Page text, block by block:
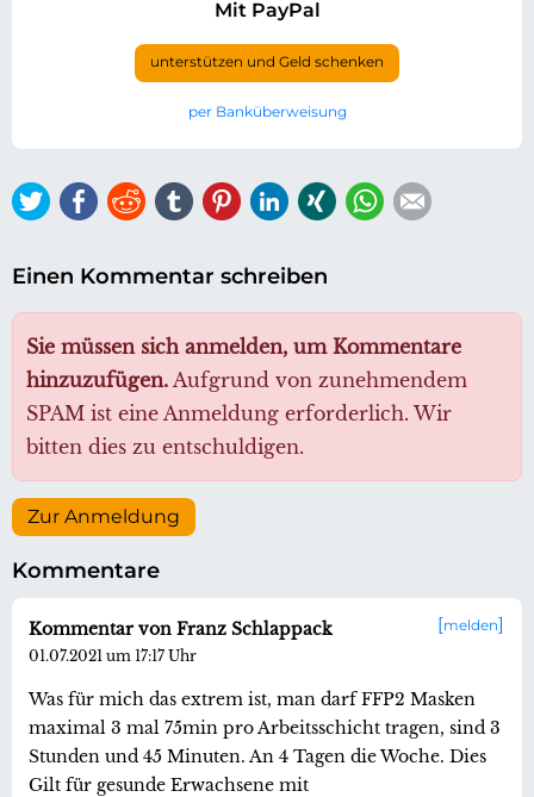
Mit PayPal
unterstützen und Geld schenken
per Banküberweisung
TwitterFacebook
ReddittumblrPinterestLinkedIn
Xing WhatsApp
Einen Kommentar schreiben
Sie müssen sich anmelden, um Kommentare
hinzuzufügen. Aufgrund von zunehmendem
SPAM ist eine Anmeldung erforderlich. Wir
bitten dies zu entschuldigen.
Zur Anmeldung
Kommentare
melden
Kommentar von Franz Schlappack
01.07.2021 um 17:17 Uhr
Was für mich das extrem ist, man darf FFP2 Masken
maximal 3 mal 75min pro Arbeitsschicht tragen, sind 3
Stunden und 45 Minuten. An 4 Tagen die Woche. Dies
Gilt für gesunde Erwachsene mit